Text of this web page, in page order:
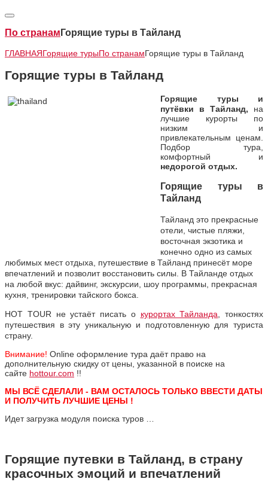
По странам Горящие туры в Тайланд
ГЛАВНАЯГорящие турыПо странамГорящие туры в Тайланд
Горящие туры в Тайланд
Горящие туры и
путёвки в Тайланд, на
лучшие курорты по
низким и
привлекательным ценам.
Подбор тура,
комфортный и
недорогой отдых.
Горящие туры в
Тайланд
Тайланд это прекрасные
отели, чистые пляжи,
восточная экзотика и
конечно одно из самых
любимых мест отдыха, путешествие в Тайланд принесёт море
впечатлений и позволит восстановить силы. В Тайланде отдых
на любой вкус: дайвинг, экскурсии, шоу программы, прекрасная
кухня, тренировки тайского бокса.
HOT TOUR не устаёт писать о курортах Тайланда, тонкостях
путешествия в эту уникальную и подготовленную для туриста
страну.
Внимание! Online оформление тура даёт право на
дополнительную скидку от цены, указанной в поиске на
сайте hottour.com !!
МЫ ВСЁ СДЕЛАЛИ - ВАМ ОСТАЛОСЬ ТОЛЬКО ВВЕСТИ ДАТЫ
И ПОЛУЧИТЬ ЛУЧШИЕ ЦЕНЫ !
Идет загрузка модуля поиска туров …
Горящие путевки в Тайланд, в страну
красочных эмоций и впечатлений